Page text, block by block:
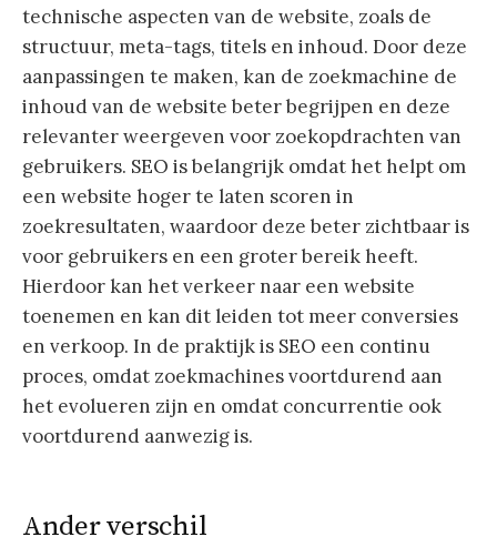
technische aspecten van de website, zoals de
structuur, meta-tags, titels en inhoud. Door deze
aanpassingen te maken, kan de zoekmachine de
inhoud van de website beter begrijpen en deze
relevanter weergeven voor zoekopdrachten van
gebruikers. SEO is belangrijk omdat het helpt om
een website hoger te laten scoren in
zoekresultaten, waardoor deze beter zichtbaar is
voor gebruikers en een groter bereik heeft.
Hierdoor kan het verkeer naar een website
toenemen en kan dit leiden tot meer conversies
en verkoop. In de praktijk is SEO een continu
proces, omdat zoekmachines voortdurend aan
het evolueren zijn en omdat concurrentie ook
voortdurend aanwezig is.
Ander verschil